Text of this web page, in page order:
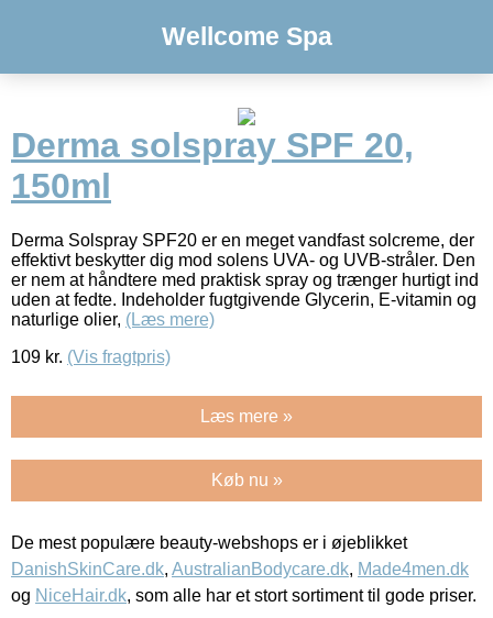
Wellcome Spa
Derma solspray SPF 20,
150ml
Derma Solspray SPF20 er en meget vandfast solcreme, der
effektivt beskytter dig mod solens UVA- og UVB-stråler. Den
er nem at håndtere med praktisk spray og trænger hurtigt ind
uden at fedte. Indeholder fugtgivende Glycerin, E-vitamin og
naturlige olier, (Læs mere)
109 kr. (Vis fragtpris)
Læs mere »
Køb nu »
De mest populære beauty-webshops er i øjeblikket
DanishSkinCare.dk, AustralianBodycare.dk, Made4men.dk
og NiceHair.dk, som alle har et stort sortiment til gode priser.